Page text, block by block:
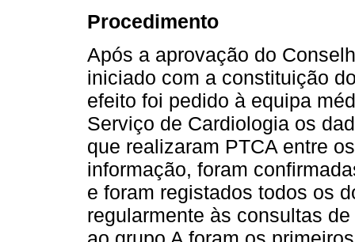
Procedimento
Após a aprovação do
iniciado com a constituição
efeito foi pedido à equipa
Serviço de Cardiologia os
que realizaram PTCA entre
informação, foram
e foram registados todos os
regularmente às consultas